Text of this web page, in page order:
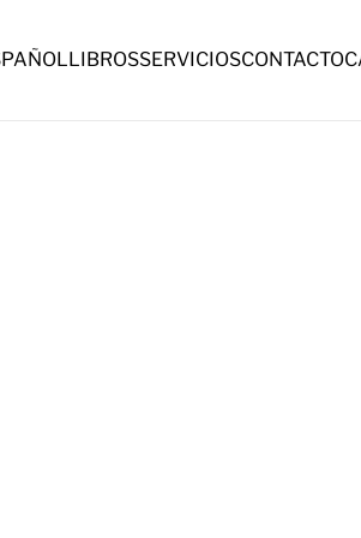
LIBROSSERVICIOSCONTACTO